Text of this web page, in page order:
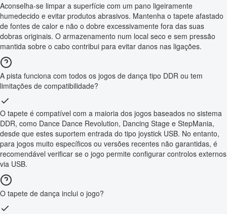
Aconselha-se limpar a superfície com um pano ligeiramente
humedecido e evitar produtos abrasivos. Mantenha o tapete afastado
de fontes de calor e não o dobre excessivamente fora das suas
dobras originais. O armazenamento num local seco e sem pressão
mantida sobre o cabo contribui para evitar danos nas ligações.
A pista funciona com todos os jogos de dança tipo DDR ou tem
limitações de compatibilidade?
O tapete é compatível com a maioria dos jogos baseados no sistema
DDR, como Dance Dance Revolution, Dancing Stage e StepMania,
desde que estes suportem entrada do tipo joystick USB. No entanto,
para jogos muito específicos ou versões recentes não garantidas, é
recomendável verificar se o jogo permite configurar controlos externos
via USB.
O tapete de dança inclui o jogo?